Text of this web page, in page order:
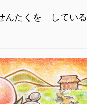
んたくを して